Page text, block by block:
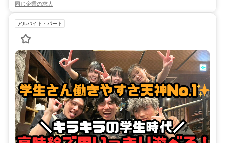
同じ企業の求人
アルバイト・パート